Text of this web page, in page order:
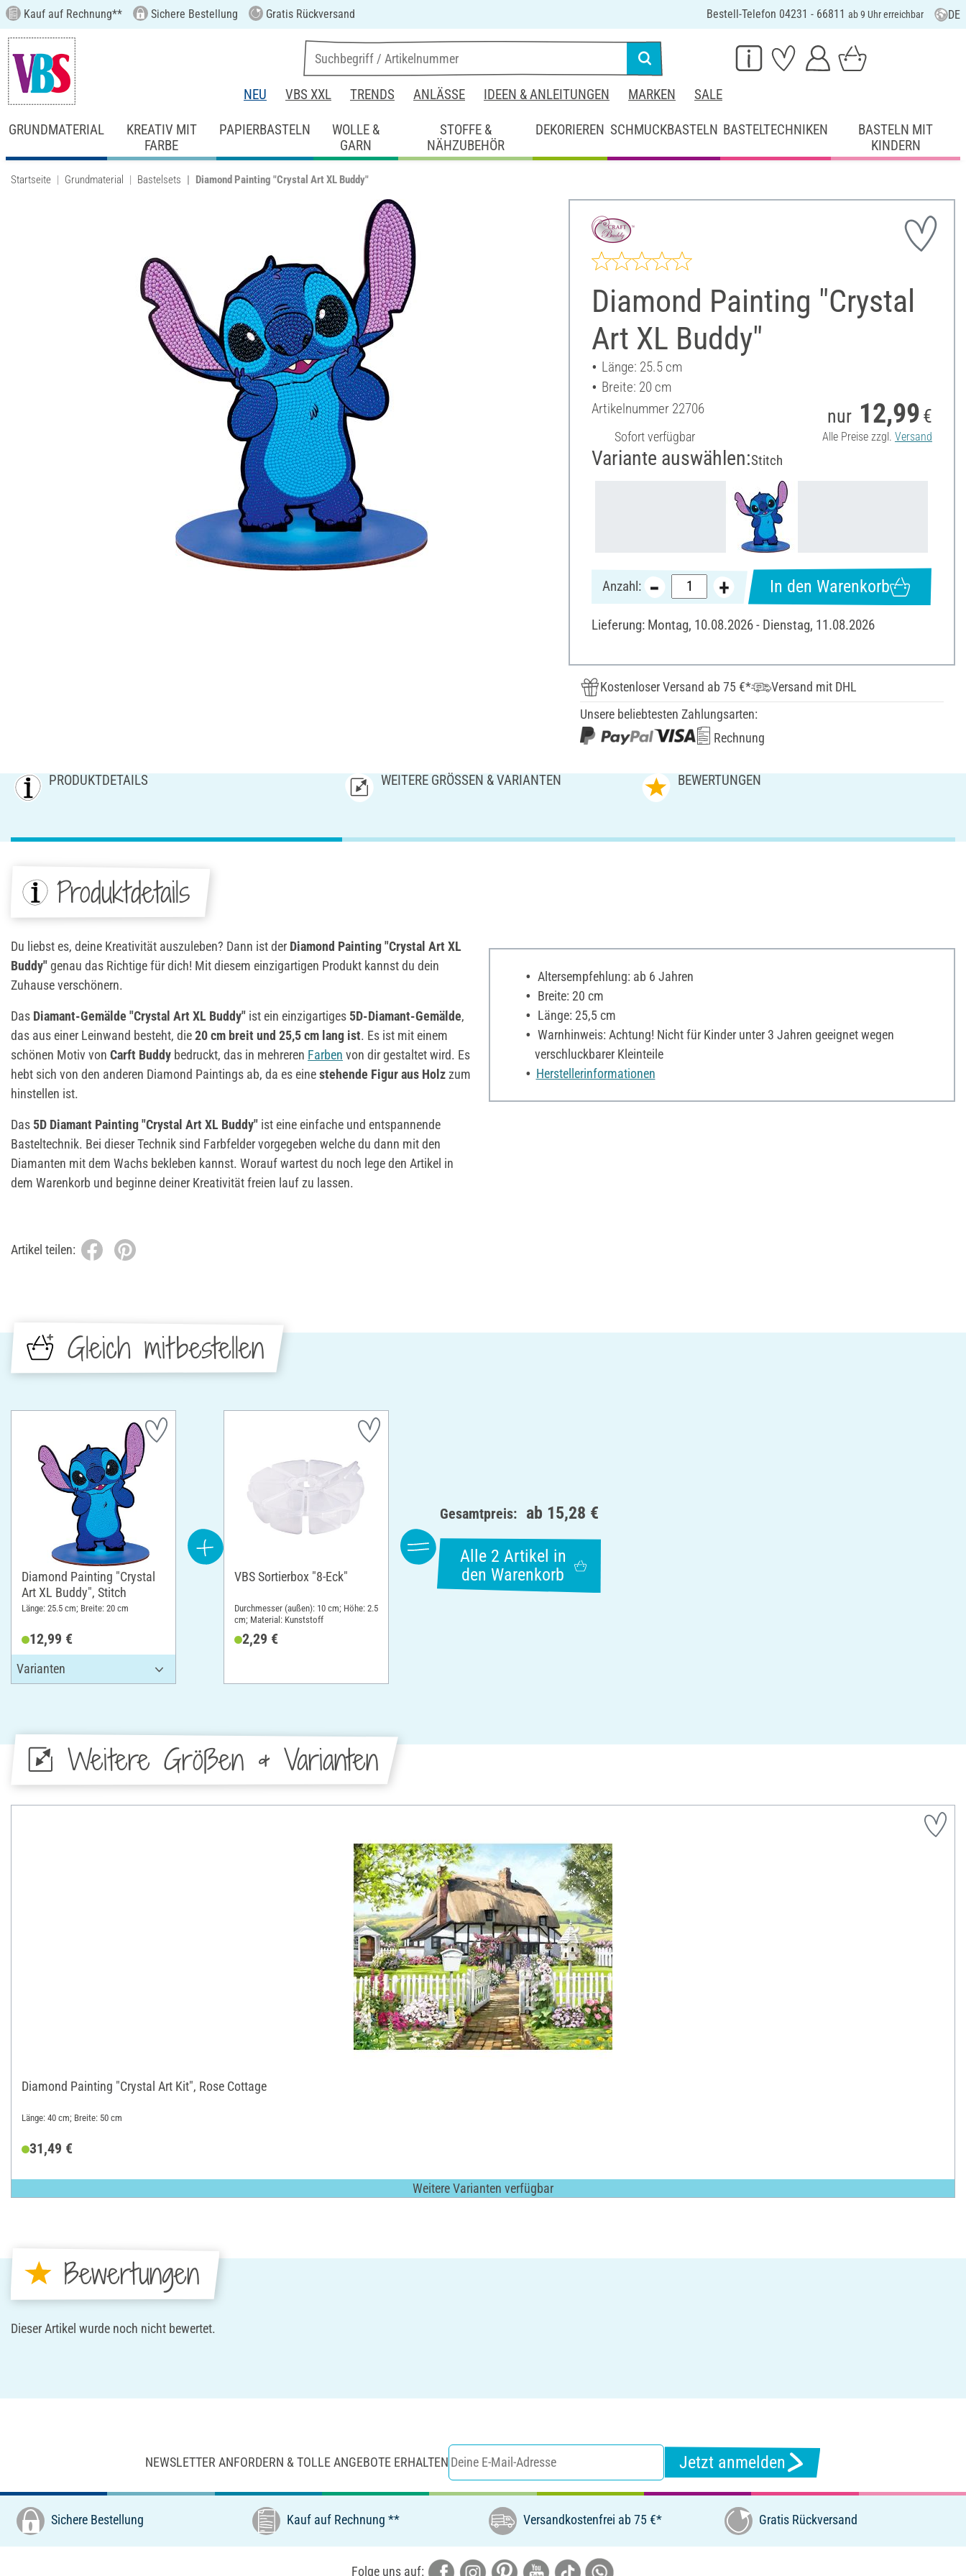
Kauf auf Rechnung** Sichere Bestellung Gratis Rückversand Bestell-Telefon 04231 - 66811 ab 9 Uhr erreichbar DE
NEU VBS XXL TRENDS ANLÄSSE IDEEN & ANLEITUNGEN MARKEN SALE
GRUNDMATERIAL
KREATIV MIT
FARBE
PAPIERBASTELN
WOLLE &
GARN
STOFFE &
NÄHZUBEHÖR
DEKORIEREN SCHMUCKBASTELN BASTELTECHNIKEN
BASTELN MIT
KINDERN
Startseite Grundmaterial Bastelsets Diamond Painting "Crystal Art XL Buddy"
Diamond Painting "Crystal
Art XL Buddy"
Länge: 25.5 cm
Breite: 20 cm
Artikelnummer 22706
Sofort verfügbar
nur 12,99 €
Alle Preise zzgl. Versand
Variante auswählen:Stitch
Anzahl: In den Warenkorb
Lieferung: Montag, 10.08.2026 - Dienstag, 11.08.2026
Kostenloser Versand ab 75 €*
Versand mit DHL
Unsere beliebtesten Zahlungsarten:
Rechnung
PRODUKTDETAILS WEITERE GRÖSSEN & VARIANTEN BEWERTUNGEN
Produktdetails
Du liebst es, deine Kreativität auszuleben? Dann ist der Diamond Painting "Crystal Art XL
Buddy"genau das Richtige für dich! Mit diesem einzigartigen Produkt kannst du dein
Zuhause verschönern.
Das Diamant-Gemälde "Crystal Art XL Buddy" ist ein einzigartiges 5D-Diamant-Gemälde,
das aus einer Leinwand besteht, die20 cm breit und 25,5 cm lang ist. Es ist mit einem
schönen Motiv von Carft Buddy bedruckt, das in mehreren Farben von dir gestaltet wird. Es
hebt sich von den anderen Diamond Paintings ab, da es einestehende Figur aus Holzzum
hinstellen ist.
Das 5D Diamant Painting "Crystal Art XL Buddy" ist eine einfache und entspannende
Basteltechnik. Bei dieser Technik sind Farbfelder vorgegeben welche du dann mit den
Diamanten mit dem Wachs bekleben kannst. Worauf wartest du noch lege den Artikel in
dem Warenkorb und beginne deiner Kreativität freien lauf zu lassen.
Altersempfehlung: ab 6 Jahren
Breite: 20 cm
Länge: 25,5 cm
Warnhinweis: Achtung! Nicht für Kinder unter 3 Jahren geeignet wegen
verschluckbarer Kleinteile
Herstellerinformationen
Artikel teilen:
Gleich mitbestellen
Diamond Painting "Crystal
Art XL Buddy", Stitch
Länge: 25.5 cm; Breite: 20 cm
12,99 €
VBS Sortierbox "8-Eck"
Durchmesser (außen): 10 cm; Höhe: 2.5
cm; Material: Kunststoff
2,29 €
Gesamtpreis: ab 15,28 €
Alle 2 Artikel in
den Warenkorb
Weitere Größen & Varianten
Diamond Painting "Crystal Art Kit", Rose Cottage
Länge: 40 cm; Breite: 50 cm
31,49 €
Weitere Varianten verfügbar
Bewertungen
Dieser Artikel wurde noch nicht bewertet.
NEWSLETTER ANFORDERN & TOLLE ANGEBOTE ERHALTEN Jetzt anmelden
Sichere Bestellung Kauf auf Rechnung ** Versandkostenfrei ab 75 €* Gratis Rückversand
Folge uns auf: